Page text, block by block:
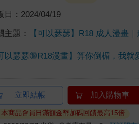
日： 2024/04/19
主題： 【可以瑟瑟】R18 成人漫畫
以瑟瑟🔞R18漫畫】算你倒楣，我就
立即結帳 加入購物車
商品會員日滿額金幣加碼回饋最高15倍